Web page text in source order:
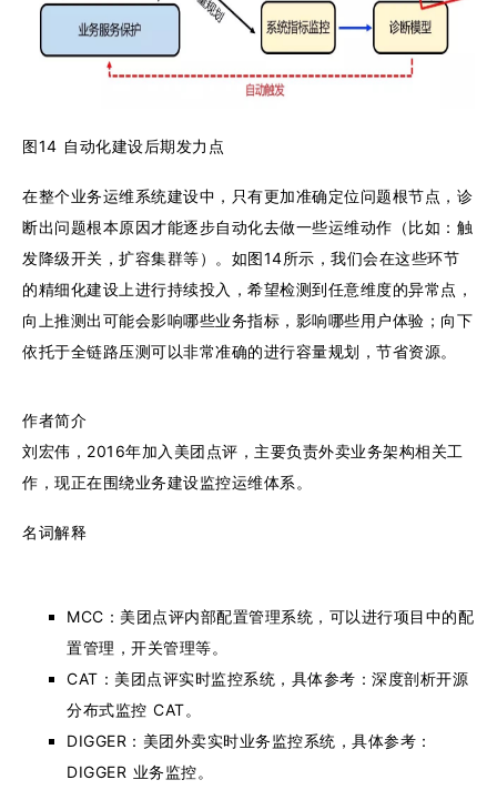
图14 自动化建设后期发力点
在整个业务运维系统建设中，只有更加准确定位问题根节点，诊
断出问题根本原因才能逐步自动化去做一些运维动作（比如：触
发降级开关，扩容集群等）。如图14所示，我们会在这些环节
的精细化建设上进行持续投入，希望检测到任意维度的异常点，
向上推测出可能会影响哪些业务指标，影响哪些用户体验；向下
依托于全链路压测可以非常准确的进行容量规划，节省资源。
作者简介
刘宏伟，2016年加入美团点评，主要负责外卖业务架构相关工
作，现正在围绕业务建设监控运维体系。
名词解释
MCC：美团点评内部配置管理系统，可以进行项目中的配
置管理，开关管理等。
CAT：美团点评实时监控系统，具体参考：深度剖析开源
分布式监控 CAT。
DIGGER：美团外卖实时业务监控系统，具体参考：
DIGGER 业务监控。